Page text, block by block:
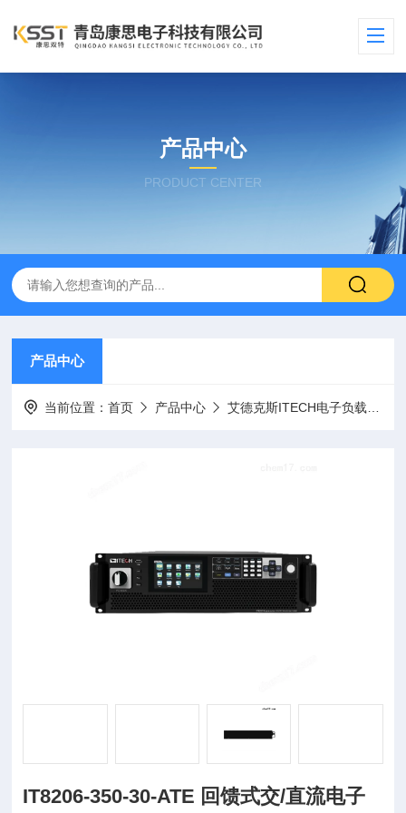
产品中心
PRODUCT CENTER
产品中心
当前位置：首页 产品中心 艾德克斯ITECH电子负载
IT8206-350-30-ATE 回馈式交/直流电子